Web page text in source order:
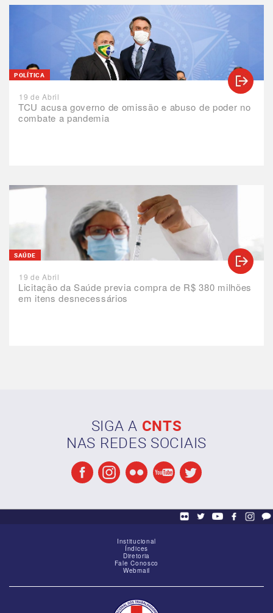
TCU acusa governo de omissão e abuso de poder no
combate a pandemia
POLÍTICA
19 de Abril
Licitação da Saúde previa compra de R$ 380 milhões
em itens desnecessários
SAÚDE
19 de Abril
SIGA A CNTS
NAS REDES SOCIAIS
Institucional
Índices
Diretoria
Fale Conosco
Webmail